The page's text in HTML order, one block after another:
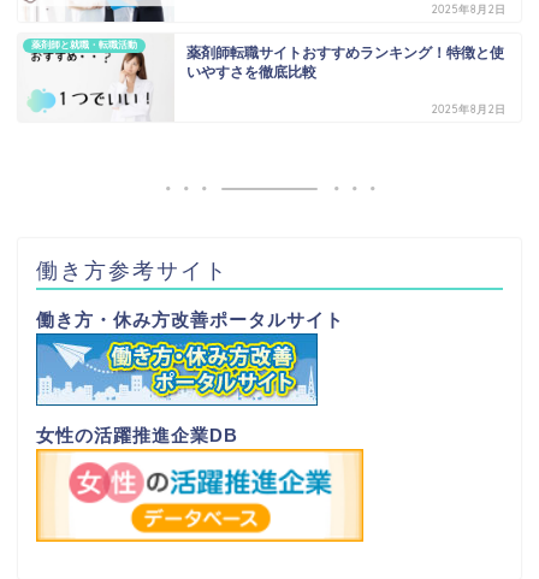
2025年8月2日
薬剤師と就職・転職活動
薬剤師転職サイトおすすめランキング！特徴と使
いやすさを徹底比較
2025年8月2日
働き方参考サイト
働き方・休み方改善ポータルサイト
女性の活躍推進企業DB